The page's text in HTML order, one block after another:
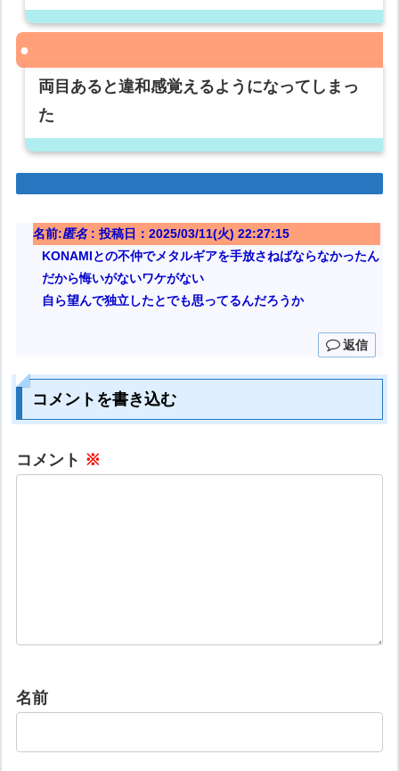
両目あると違和感覚えるようになってしまっ
た
名前:匿名: 投稿日：2025/03/11(火) 22:27:15
KONAMIとの不仲でメタルギアを手放さねばならなかったん
だから悔いがないワケがない
自ら望んで独立したとでも思ってるんだろうか
返信
コメントを書き込む
コメント ※
名前